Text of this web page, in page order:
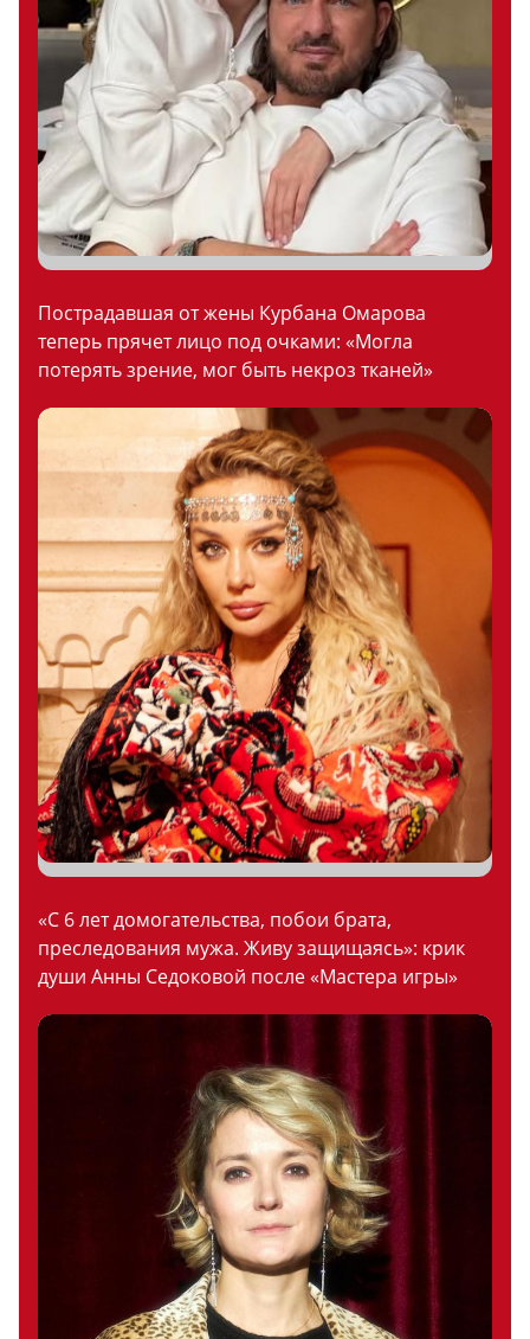
Пострадавшая от жены Курбана Омарова
теперь прячет лицо под очками: «Могла
потерять зрение, мог быть некроз тканей»
«С 6 лет домогательства, побои брата,
преследования мужа. Живу защищаясь»: крик
души Анны Седоковой после «Мастера игры»